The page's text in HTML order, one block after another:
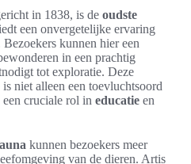
in 1838, is de oudste
een onvergetelijke ervaring
Bezoekers kunnen hier een
in een prachtig
tot exploratie. Deze
niet alleen een toevluchtsoord
cruciale rol in educatie en
kunnen bezoekers meer
van de dieren. Artis